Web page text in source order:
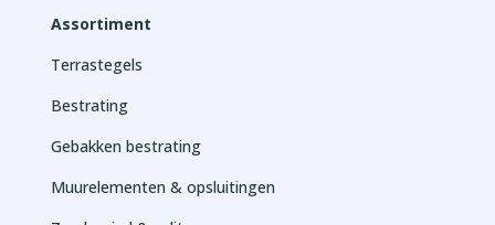
Assortiment
Terrastegels
Bestrating
Gebakken bestrating
Muurelementen & opsluitingen